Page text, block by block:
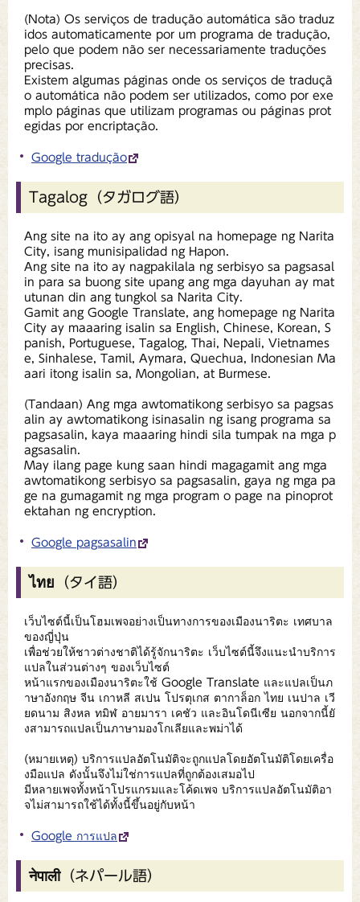
(Nota) Os serviços de tradução automática são traduz
idos automaticamente por um programa de tradução,
pelo que podem não ser necessariamente traduções
precisas.
Existem algumas páginas onde os serviços de traduçã
o automática não podem ser utilizados, como por exe
mplo páginas que utilizam programas ou páginas prot
egidas por encriptação.
Google tradução
Tagalog（タガログ語）
Ang site na ito ay ang opisyal na homepage ng Narita
City, isang munisipalidad ng Hapon.
Ang site na ito ay nagpakilala ng serbisyo sa pagsasal
in para sa buong site upang ang mga dayuhan ay mat
utunan din ang tungkol sa Narita City.
Gamit ang Google Translate, ang homepage ng Narita
City ay maaaring isalin sa English, Chinese, Korean, S
panish, Portuguese, Tagalog, Thai, Nepali, Vietnames
e, Sinhalese, Tamil, Aymara, Quechua, Indonesian Ma
aari itong isalin sa, Mongolian, at Burmese.
(Tandaan) Ang mga awtomatikong serbisyo sa pagsas
alin ay awtomatikong isinasalin ng isang programa sa
pagsasalin, kaya maaaring hindi sila tumpak na mga p
agsasalin.
May ilang page kung saan hindi magagamit ang mga
awtomatikong serbisyo sa pagsasalin, gaya ng mga pa
ge na gumagamit ng mga program o page na pinoprot
ektahan ng encryption.
Google pagsasalin
ไทย（タイ語）
เว็บไซต์นี้เป็นโฮมเพจอย่างเป็นทางการของเมืองนาริตะ เทศบาล
ของญี่ปุ่น
เพื่อช่วยให้ชาวต่างชาติได้รู้จักนาริตะ เว็บไซต์นี้จึงแนะนำบริการ
แปลในส่วนต่างๆ ของเว็บไซต์
หน้าแรกของเมืองนาริตะใช้ Google Translate และแปลเป็นภ
าษาอังกฤษ จีน เกาหลี สเปน โปรตุเกส ตากาล็อก ไทย เนปาล เวี
ยดนาม สิงหล ทมิฬ อายมารา เคชัว และอินโดนีเซีย นอกจากนี้ยั
งสามารถแปลเป็นภาษามองโกเลียและพม่าได้
(หมายเหตุ) บริการแปลอัตโนมัติจะถูกแปลโดยอัตโนมัติโดยเครื่อ
งมือแปล ดังนั้นจึงไม่ใช่การแปลที่ถูกต้องเสมอไป
มีหลายเพจทั้งหน้าโปรแกรมและโค้ดเพจ บริการแปลอัตโนมัติอา
จไม่สามารถใช้ได้ทั้งนี้ขึ้นอยู่กับหน้า
Google การแปล
नेपाली（ネパール語）